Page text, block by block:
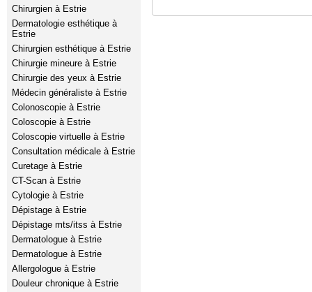
Chirurgien à Estrie
Dermatologie esthétique à
Estrie
Chirurgien esthétique à Estrie
Chirurgie mineure à Estrie
Chirurgie des yeux à Estrie
Médecin généraliste à Estrie
Colonoscopie à Estrie
Coloscopie à Estrie
Coloscopie virtuelle à Estrie
Consultation médicale à Estrie
Curetage à Estrie
CT-Scan à Estrie
Cytologie à Estrie
Dépistage à Estrie
Dépistage mts/itss à Estrie
Dermatologue à Estrie
Dermatologue à Estrie
Allergologue à Estrie
Douleur chronique à Estrie